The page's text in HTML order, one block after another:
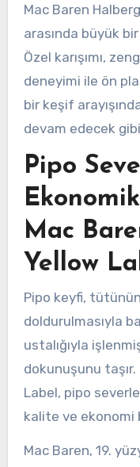
Mac Baren
arasında büyük
Özel karışımı,
deneyimi ile ön
bir keşif
devam edecek
Pipo
Mac
Yellow
Pipo keyfi,
doldurulmasıyla
ustalığıyla
dokunuşunu
Label, pipo
kalite ve ekonomi
Mac Baren, 19.